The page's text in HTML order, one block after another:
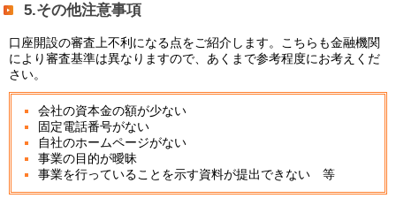
5.その他注意事項
口座開設の審査上不利になる点をご紹介します。こちらも金融機関
により審査基準は異なりますので、あくまで参考程度にお考えくだ
さい。
会社の資本金の額が少ない
固定電話番号がない
自社のホームページがない
事業の目的が曖昧
事業を行っていることを示す資料が提出できない 等